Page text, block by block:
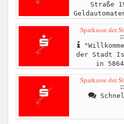
Straße
Sparkasse der
der Stadt
in
Sparkasse der